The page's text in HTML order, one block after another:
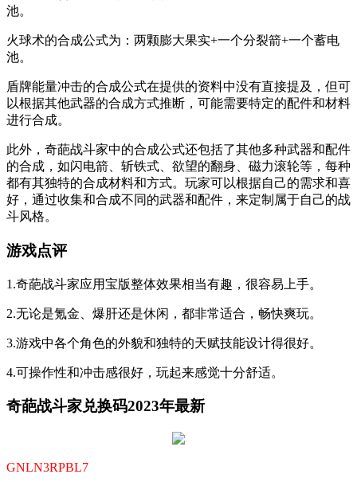
池。
火球术的合成公式为：两颗膨大果实+一个分裂箭+一个蓄电
池。
盾牌能量冲击的合成公式在提供的资料中没有直接提及，但可
以根据其他武器的合成方式推断，可能需要特定的配件和材料
进行合成。
此外，奇葩战斗家中的合成公式还包括了其他多种武器和配件
的合成，如闪电箭、斩铁式、欲望的翻身、磁力滚轮等，每种
都有其独特的合成材料和方式。玩家可以根据自己的需求和喜
好，通过收集和合成不同的武器和配件，来定制属于自己的战
斗风格。
游戏点评
1.奇葩战斗家应用宝版整体效果相当有趣，很容易上手。
2.无论是氪金、爆肝还是休闲，都非常适合，畅快爽玩。
3.游戏中各个角色的外貌和独特的天赋技能设计得很好。
4.可操作性和冲击感很好，玩起来感觉十分舒适。
奇葩战斗家兑换码2023年最新
GNLN3RPBL7